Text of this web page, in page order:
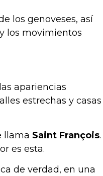
los genoveses, así
los movimientos
apariencias
estrechas y casas
llama Saint François.
es esta.
de verdad, en una